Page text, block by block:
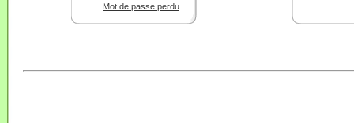
Mot de passe perdu